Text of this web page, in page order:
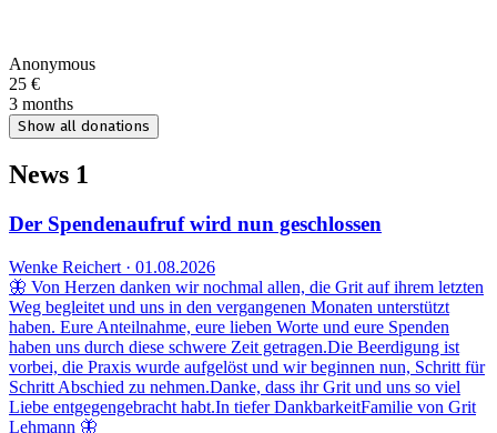
Anonymous
25 €
3 months
Show all donations
News 1
Der Spendenaufruf wird nun geschlossen
Wenke Reichert · 01.08.2026
🦋 Von Herzen danken wir nochmal allen, die Grit auf ihrem letzten
Weg begleitet und uns in den vergangenen Monaten unterstützt
haben. Eure Anteilnahme, eure lieben Worte und eure Spenden
haben uns durch diese schwere Zeit getragen.Die Beerdigung ist
vorbei, die Praxis wurde aufgelöst und wir beginnen nun, Schritt für
Schritt Abschied zu nehmen.Danke, dass ihr Grit und uns so viel
Liebe entgegengebracht habt.In tiefer DankbarkeitFamilie von Grit
Lehmann 🦋